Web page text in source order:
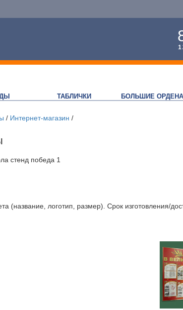
ТАБЛИЧКИ БОЛЬШИЕ ОРДЕНА
/ Интернет-магазин /
стенд победа 1
логотип, размер). Срок изготовления/